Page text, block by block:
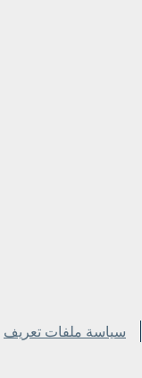
سياسة ملفات تعريف